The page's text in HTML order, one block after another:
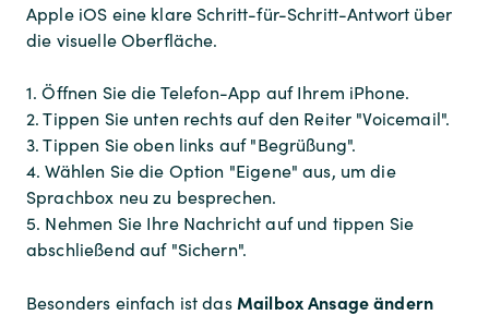
Apple iOS eine klare Schritt-für-Schritt-Antwort über
die visuelle Oberfläche.
1. Öffnen Sie die Telefon-App auf Ihrem iPhone.
2. Tippen Sie unten rechts auf den Reiter "Voicemail".
3. Tippen Sie oben links auf "Begrüßung".
4. Wählen Sie die Option "Eigene" aus, um die
Sprachbox neu zu besprechen.
5. Nehmen Sie Ihre Nachricht auf und tippen Sie
abschließend auf "Sichern".
Besonders einfach ist das Mailbox Ansage ändern